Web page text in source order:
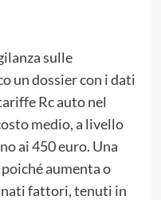
sulle
un dossier con i dati
Rc auto nel
medio, a livello
ai 450 euro. Una
aumenta o
fattori, tenuti in